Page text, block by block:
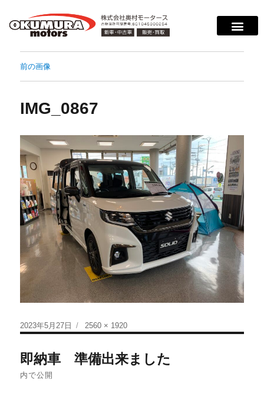
前の画像
IMG_0867
2023年5月27日 2560 × 1920
即納車 準備出来ました
内で公開